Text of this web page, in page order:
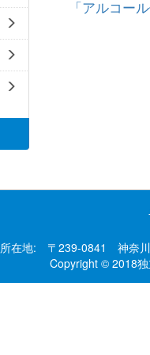
「アルコー
所在地: 〒239-0841 神奈
Copyright © 2018